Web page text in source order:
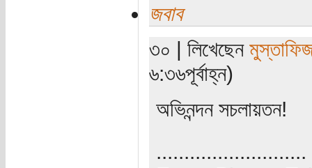
জবাব
৩০ | লিখেছেন
৬:৩৬পূর্বাহ্ন)
অভিনন্দন সচলায়তন!
...........................